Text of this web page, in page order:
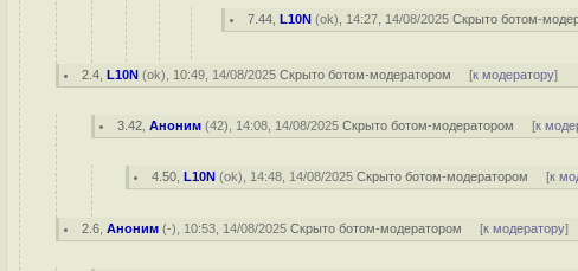
7.44 ,L10N (ok), 14:27, 14/08/2025Скрыто ботом-
2.4 ,L10N (ok), 10:49, 14/08/2025Скрыто ботом-модератором [к модератору]
3.42 ,Аноним (42), 14:08, 14/08/2025Скрыто ботом-модератором [к
4.50 ,L10N (ok), 14:48, 14/08/2025Скрыто ботом-модератором [к
2.6 ,Аноним (-), 10:53, 14/08/2025Скрыто ботом-модератором [к модератору]